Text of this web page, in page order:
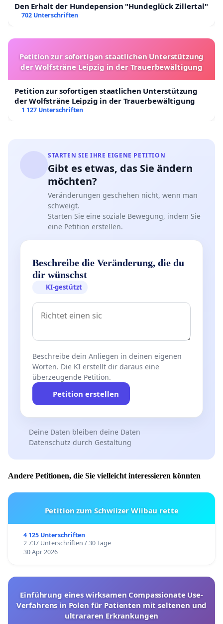
Den Erhalt der Hundepension "Hundeglück Zillertal"
702 Unterschriften
Petition zur sofortigen staatlichen Unterstützung
der Wolfsträne Leipzig in der Trauerbewältigung
Petition zur sofortigen staatlichen Unterstützung
der Wolfsträne Leipzig in der Trauerbewältigung
1 127 Unterschriften
STARTEN SIE IHRE EIGENE PETITION
Gibt es etwas, das Sie ändern
möchten?
Veränderungen geschehen nicht, wenn man
schweigt.
Starten Sie eine soziale Bewegung, indem Sie
eine Petition erstellen.
Beschreibe die Veränderung, die du
dir wünschst
KI-gestützt
Beschreibe dein Anliegen in deinen eigenen
Worten. Die KI erstellt dir daraus eine
überzeugende Petition.
Petition erstellen
Deine Daten bleiben deine Daten
Datenschutz durch Gestaltung
Andere Petitionen, die Sie vielleicht interessieren könnten
Petition zum Schwiizer Wiibau rette
4 125 Unterschriften
2 737 Unterschriften / 30 Tage
30 Apr 2026
Einführung eines wirksamen Compassionate Use-
Verfahrens in Polen für Patienten mit seltenen und
ultrararen Erkrankungen